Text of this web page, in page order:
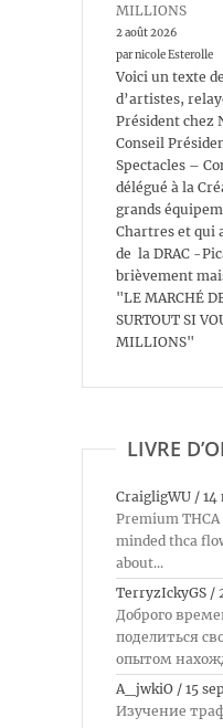
MILLIONS
2 août 2026
par nicole Esterolle
Voici un texte
d’artistes,
Président chez
Conseil
Spectacles –
délégué à la
grands
Chartres et qui
de la DRAC -
brièvement
"LE MARCHÉ
SURTOUT SI
MILLIONS"
LIVRE
CraigligWU / 14
Premium
minded thca
about...
TerryzIckyGS /
Доброго
поделиться
опытом
A_jwkiO / 15
Изучение